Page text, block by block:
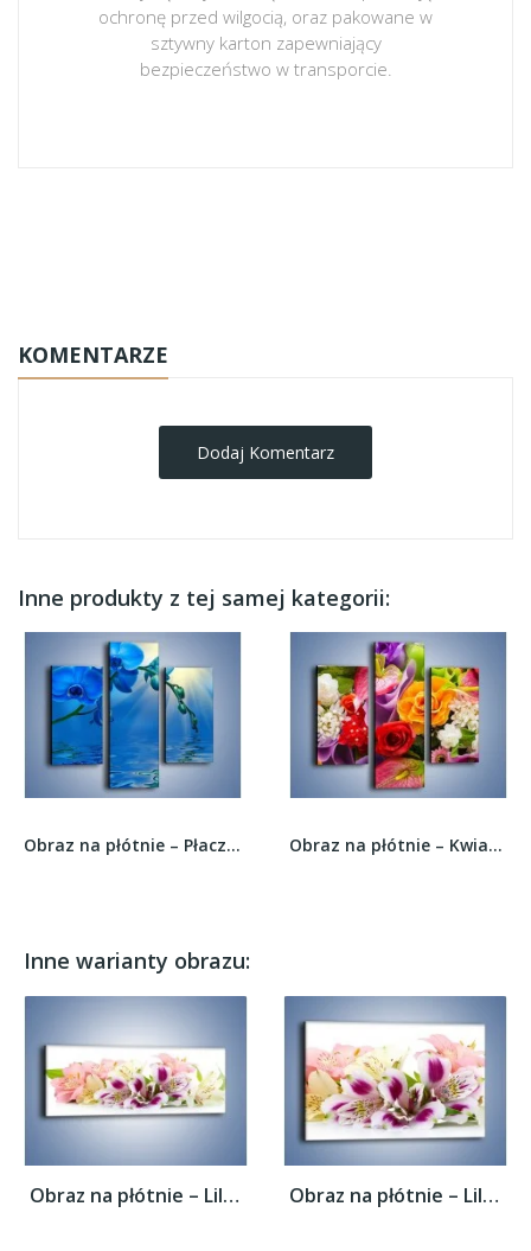
ochronę przed wilgocią, oraz pakowane w
sztywny karton zapewniający
bezpieczeństwo w transporcie.
KOMENTARZE
Dodaj Komentarz
Inne produkty z tej samej kategorii:
Obraz na płótnie – Płaczący kwiat w kolorze... Obraz na płótnie – Kwiaty w kolorze tęczy –...
Inne warianty obrazu:
Obraz na płótnie – Lilie mazane pędzlem –... Obraz na płótnie – Lilie mazane pędzlem –...